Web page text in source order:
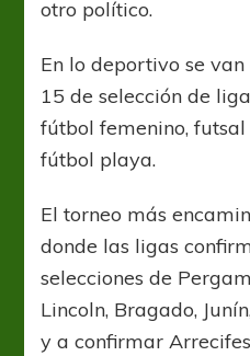
otro político.
En lo deportivo se
15 de selección de
fútbol femenino, futsal
fútbol playa.
El torneo más
donde las ligas
selecciones de
Lincoln, Bragado,
y a confirmar